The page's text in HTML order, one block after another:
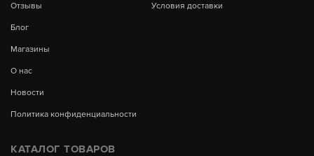
Отзывы
Блог
Магазины
О нас
Новости
Политика конфиденциальности
Условия доставки
КАТАЛОГ ТОВАРОВ